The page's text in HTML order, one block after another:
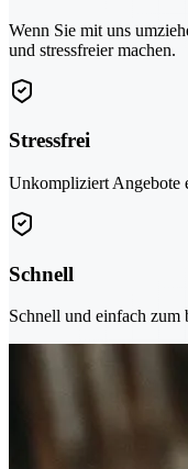
Wenn Sie mit uns
und stressfreier machen.
Stressfrei
Unkompliziert Angebote
Schnell
Schnell und einfach zum